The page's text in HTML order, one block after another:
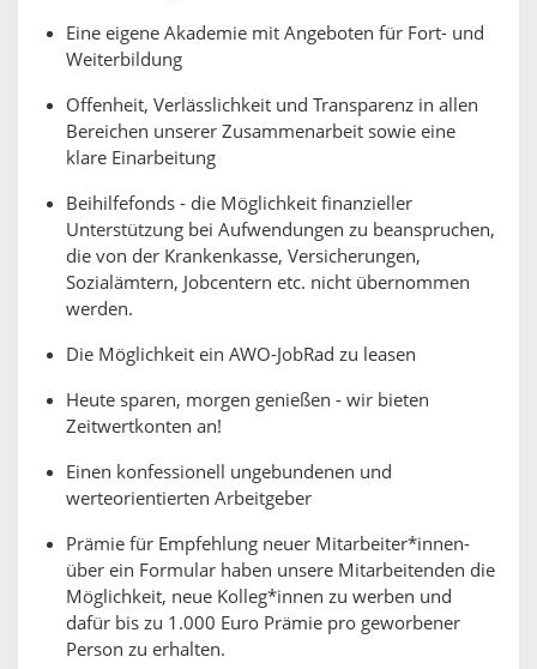
Eine eigene Akademie mit Angeboten für Fort- und
Weiterbildung
Offenheit, Verlässlichkeit und Transparenz in allen
Bereichen unserer Zusammenarbeit sowie eine
klare Einarbeitung
Beihilfefonds - die Möglichkeit finanzieller
Unterstützung bei Aufwendungen zu beanspruchen,
die von der Krankenkasse, Versicherungen,
Sozialämtern, Jobcentern etc. nicht übernommen
werden.
Die Möglichkeit ein AWO-JobRad zu leasen
Heute sparen, morgen genießen - wir bieten
Zeitwertkonten an!
Einen konfessionell ungebundenen und
werteorientierten Arbeitgeber
Prämie für Empfehlung neuer Mitarbeiter*innen-
über ein Formular haben unsere Mitarbeitenden die
Möglichkeit, neue Kolleg*innen zu werben und
dafür bis zu 1.000 Euro Prämie pro geworbener
Person zu erhalten.